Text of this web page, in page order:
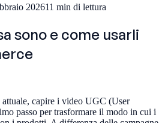
202611 min di lettura
sono e come usarli
attuale, capire i video UGC (User
passo per trasformare il modo in cui i